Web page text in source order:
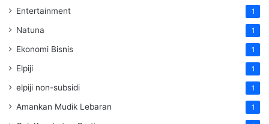
Entertainment 1
Natuna 1
Ekonomi Bisnis 1
Elpiji 1
elpiji non-subsidi 1
Amankan Mudik Lebaran 1